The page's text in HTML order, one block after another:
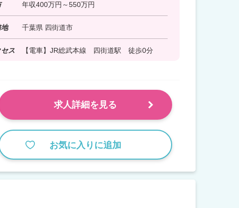
年収400万円～550万円
千葉県 四街道市
セス 【電車】JR総武本線 四街道駅 徒歩0分
求人詳細を見る
お気に入りに追加